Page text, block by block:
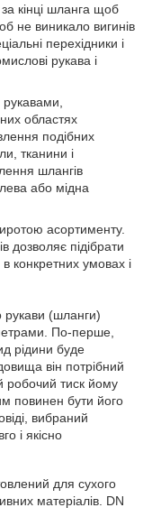
кінці шланга щоб
не виникало вигинів
перехідники і
рукава і
областях
подібних
тканини і
шлангів
або мідна
асортименту.
дозволяє підібрати
конкретних умовах і
рукави (шланги)
По-перше,
рідини буде
він потрібний
робочий тиск йому
повинен бути його
вибраний
і якісно
для сухого
матеріалів. DN